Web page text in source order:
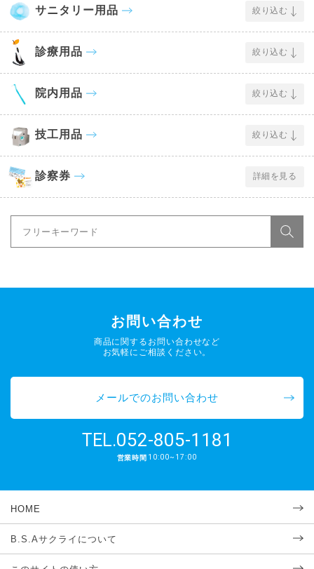
サニタリー用品 絞り込む
診療用品 絞り込む
院内用品 絞り込む
技工用品 絞り込む
診察券 詳細を見る
お問い合わせ
商品に関するお問い合わせなど
お気軽にご相談ください。
メールでのお問い合わせ
TEL.052-805-1181
営業時間 10:00~17:00
HOME
B.S.Aサクライについて